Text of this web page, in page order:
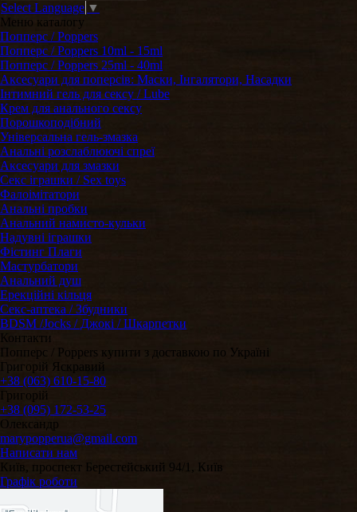
Select Language ▼
Меню каталогу
Попперс / Poppers
Попперс / Poppers 10ml - 15ml
Попперс / Poppers 25ml - 40ml
Аксесуари для поперсів: Маски, Інгалятори, Насадки
Інтимний гель для сексу / Lube
Крем для анального сексу
Порошкоподібний
Універсальна гель-змазка
Анальні розслаблюючі спреї
Аксесуари для змазки
Секс іграшки / Sex toys
Фалоімітатори
Анальні пробки
Анальний намисто-кульки
Надувні іграшки
Фістинг Плаги
Мастурбатори
Анальний душ
Ерекційні кільця
Секс-аптека / Збудники
BDSM /Jocks / Джокі / Шкарпетки
Контакти
Попперс / Poppers купити з доставкою по Україні
Григорій Яскравий
+38 (063) 610-15-80
Григорій
+38 (095) 172-53-25
Олександр
marypopperua@gmail.com
Написати нам
Київ, проспект Берестейський 94/1, Київ
Графік роботи